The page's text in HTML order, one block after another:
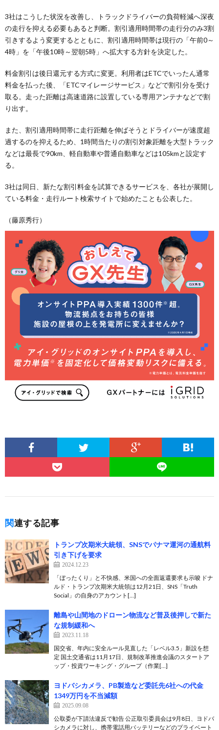
3社はこうした状況を改善し、トラックドライバーの負荷軽減へ深夜
の走行を抑える必要もあると判断。割引適用時間帯の走行分のみ3割
引きするよう変更するとともに、割引適用時間帯は現行の「午前0～
4時」を「午後10時～翌朝5時」へ拡大する方針を決定した。
料金割引は後日還元する方式に変更。利用者はETCでいったん通常
料金を払った後、「ETCマイレージサービス」などで割引分を受け
取る。走った距離は高速道路に設置している専用アンテナなどで割
り出す。
また、割引適用時間帯に走行距離を伸ばそうとドライバーが速度超
過するのを抑えるため、1時間当たりの割引対象距離を大型トラック
などは最長で90km、軽自動車や普通自動車などは105kmと設定す
る。
3社は同日、新たな割引料金を試算できるサービスを、各社が展開し
ている料金・走行ルート検索サイトで始めたことも公表した。
（藤原秀行）
関連する記事
トランプ次期米大統領、SNSでパナマ運河の通航料
引き下げを要求
2024.12.23
「ぼったくり」と不快感、米国への全面返還要求も示唆 ドナ
ルド・トランプ次期米大統領は12月21日、SNS「Truth
Social」の自身のアカウント[…]
離島や山間地のドローン物流など普及後押しで新た
な規制緩和へ
2023.11.18
国交省、年内に安全ルール見直した「レベル3.5」新設を想
定 国土交通省は11月17日、規制改革推進会議のスタートア
ップ・投資ワーキング・グループ（作業[…]
ヨドバシカメラ、PB製造など委託先6社への代金
1349万円を不当減額
2025.09.08
公取委が下請法違反で勧告 公正取引委員会は9月8日、ヨドバ
シカメラに対し、携帯電話用バッテリーなどのプライベート